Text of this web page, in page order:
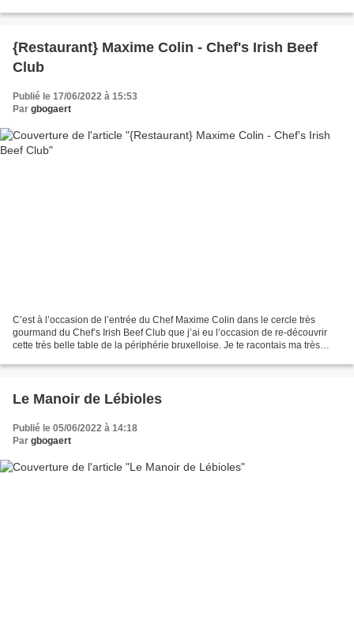
{Restaurant} Maxime Colin - Chef's Irish Beef
Club
Publié le 17/06/2022 à 15:53
Par gbogaert
C’est à l’occasion de l’entrée du Chef Maxime Colin dans le cercle très
gourmand du Chef’s Irish Beef Club que j’ai eu l’occasion de re-découvrir
cette très belle table de la périphérie bruxelloise. Je te racontais ma très
Le Manoir de Lébioles
Publié le 05/06/2022 à 14:18
Par gbogaert